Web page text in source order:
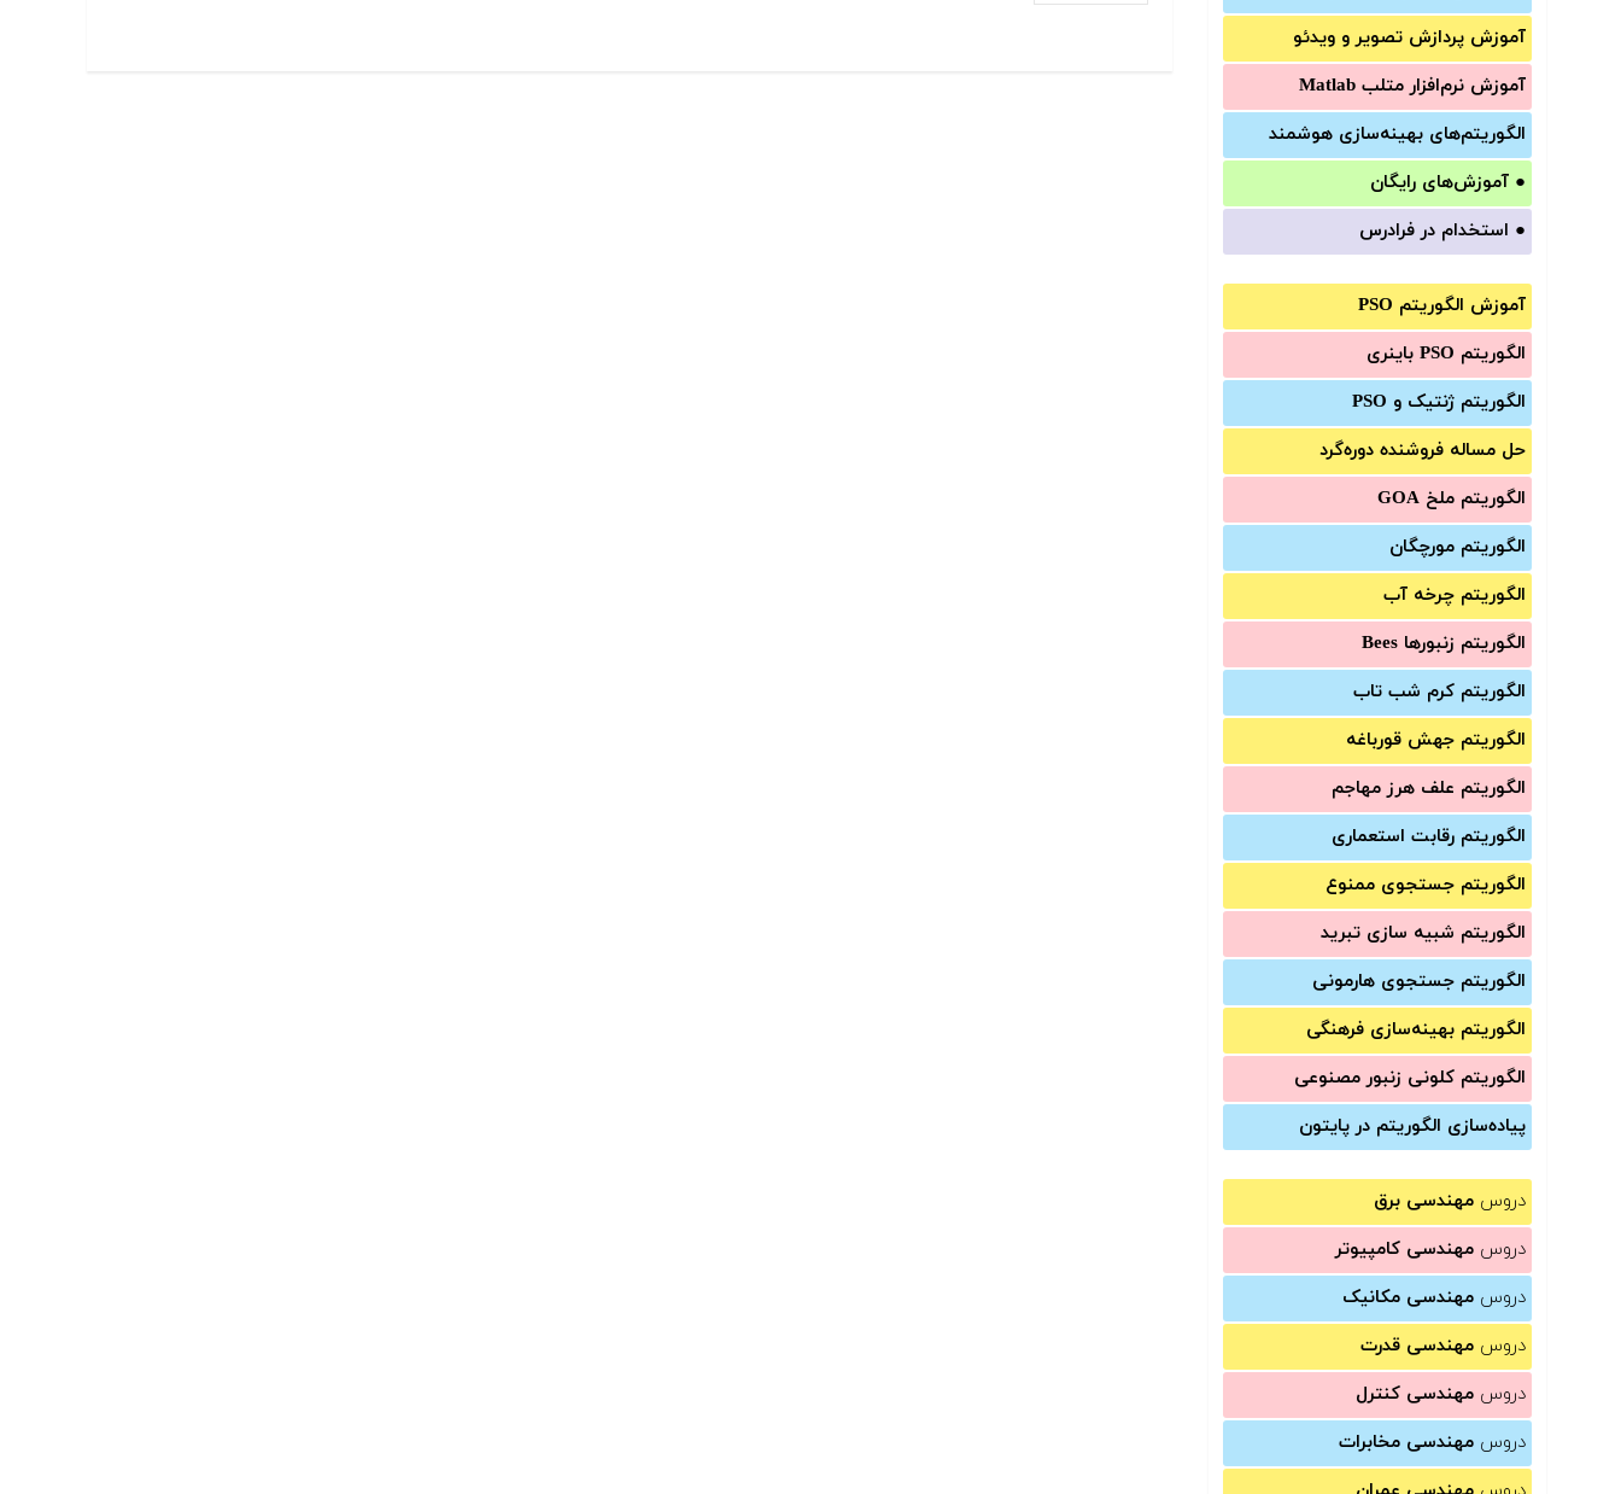
آموزش‌ پردازش تصویر و ویدئو
آموزش‌ نرم‌افزار متلب Matlab
الگوریتم‌های بهینه‌سازی هوشمند
● آموزش‌های رایگان
● استخدام در فرادرس
آموزش الگوریتم PSO
الگوریتم PSO باینری
الگوریتم ژنتیک و PSO
حل مساله فروشنده دوره‌گرد
الگوریتم ملخ GOA
الگوریتم مورچگان
الگوریتم چرخه آب
الگوریتم زنبورها Bees
الگوریتم کرم شب تاب
الگوریتم جهش قورباغه
الگوریتم علف هرز مهاجم
الگوریتم رقابت استعماری
الگوریتم جستجوی ممنوع
الگوریتم شبیه سازی تبرید
الگوریتم جستجوی هارمونی
الگوریتم بهینه‌سازی فرهنگی
الگوریتم کلونی زنبور مصنوعی
پیاده‌سازی الگوریتم در پایتون
دروس مهندسی برق
دروس مهندسی کامپیوتر
دروس مهندسی مکانیک
دروس مهندسی قدرت
دروس مهندسی کنترل
دروس مهندسی مخابرات